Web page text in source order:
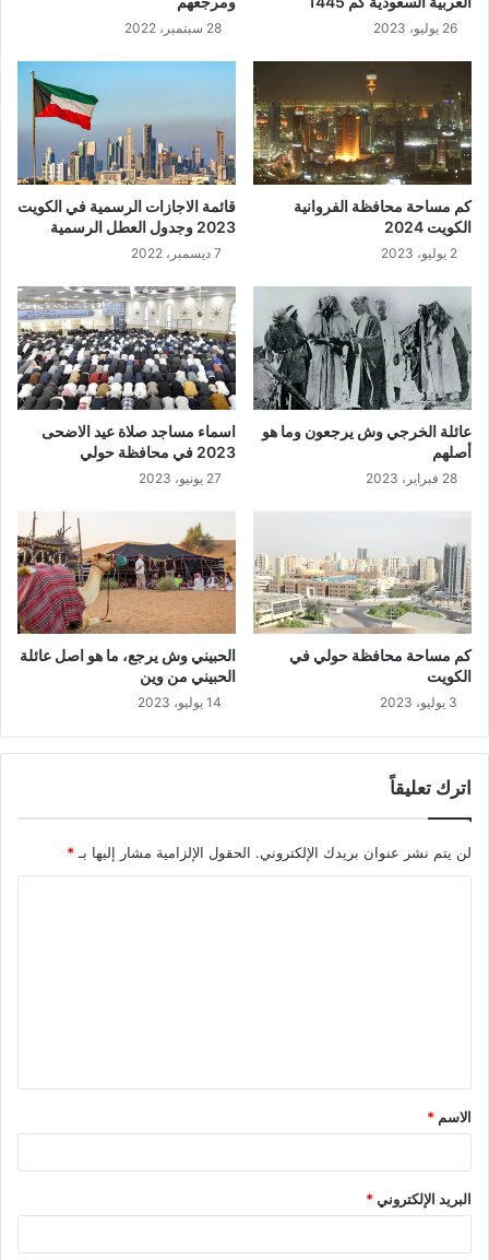
26 يوليو، 2023 28 سبتمبر، 2022
كم مساحة محافظة الفروانية
الكويت 2024
2 يوليو، 2023
قائمة الاجازات الرسمية في الكويت
2023 وجدول العطل الرسمية
7 ديسمبر، 2022
عائلة الخرجي وش يرجعون وما هو
أصلهم
28 فبراير، 2023
اسماء مساجد صلاة عيد الاضحى
2023 في محافظة حولي
27 يونيو، 2023
كم مساحة محافظة حولي في
الكويت
3 يوليو، 2023
الحبيني وش يرجع، ما هو اصل عائلة
الحبيني من وين
14 يوليو، 2023
اترك تعليقاً
لن يتم نشر عنوان بريدك الإلكتروني. الحقول الإلزامية مشار إليها بـ*
ق
*
الاسم *
البريد الإلكتروني*